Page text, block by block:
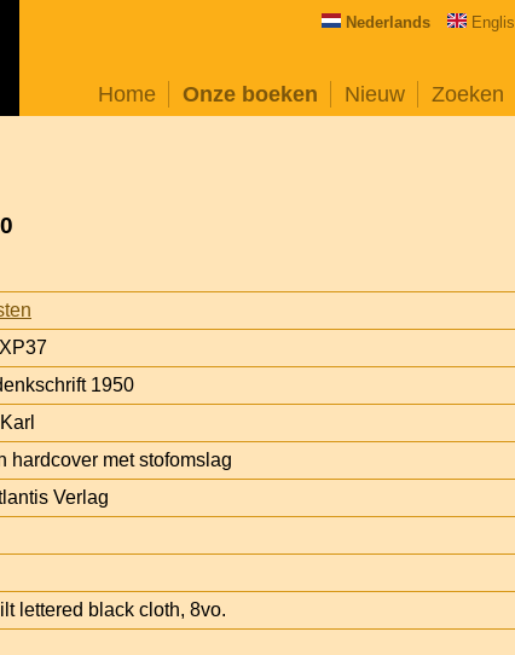
Nederlands
Home Onze boeken Nieuw Zoeken
1950
hardcover met stofomslag
Verlag
lettered black cloth, 8vo.